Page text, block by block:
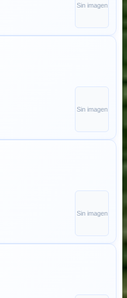
Sin imagen
Sin imagen
Sin imagen